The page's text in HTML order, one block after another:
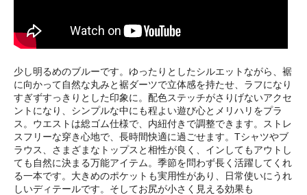
少し明るめのブルーです。ゆったりとしたシルエットながら、裾
に向かって自然な丸みと裾ダーツで立体感を持たせ、ラフになり
すぎずすっきりとした印象に。配色ステッチがさりげないアクセ
ントになり、シンプルな中にも程よい遊び心とメリハリをプラ
ス。ウエストは総ゴム仕様で、内紐付きで調整できます。ストレ
スフリーな穿き心地で、長時間快適に過ごせます。Tシャツやブ
ラウス、さまざまなトップスと相性が良く、インしてもアウトし
ても自然に決まる万能アイテム。季節を問わず長く活躍してくれ
る一本です。大きめのポケットも実用性があり、日常使いにうれ
しいディテールです。そしてお尻が小さく見える効果も